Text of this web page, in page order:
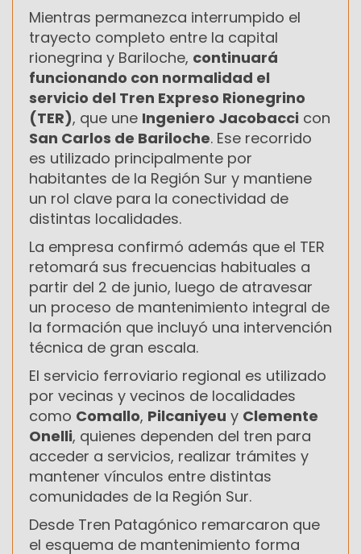
Mientras permanezca interrumpido el
trayecto completo entre la capital
rionegrina y Bariloche, continuará
funcionando con normalidad el
servicio del Tren Expreso Rionegrino
(TER), que une Ingeniero Jacobacci con
San Carlos de Bariloche. Ese recorrido
es utilizado principalmente por
habitantes de la Región Sur y mantiene
un rol clave para la conectividad de
distintas localidades.
La empresa confirmó además que el TER
retomará sus frecuencias habituales a
partir del 2 de junio, luego de atravesar
un proceso de mantenimiento integral de
la formación que incluyó una intervención
técnica de gran escala.
El servicio ferroviario regional es utilizado
por vecinas y vecinos de localidades
como Comallo, Pilcaniyeu y Clemente
Onelli, quienes dependen del tren para
acceder a servicios, realizar trámites y
mantener vínculos entre distintas
comunidades de la Región Sur.
Desde Tren Patagónico remarcaron que
el esquema de mantenimiento forma